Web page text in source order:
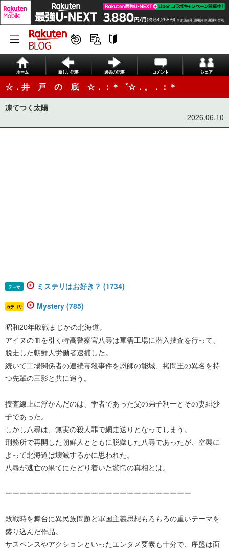
ホーム 新しい記事 過去の記事 コメント シェア
☆．井 戸 の 底 ☆．：＊゜☆．。．：＊
凍てつく太陽
2026.06.10
テーマ ミステリはお好き？ (1734)
カテゴリ Mystery (785)
昭和20年敗戦まじかの北海道。
アイヌの血を引く特高警察官八尋は軍需工場に潜入捜査を行って、
脱走した朝鮮人労働者逮捕した。
続いて工場関係者の連続毒殺事件を恩師の能城、拷問王の異名を持
つ先輩の三影と共に追う。
捜査線上に浮かんだのは、学者であった父の弟子利一とその妻緋沙
子であった。
しかし八尋は、無実の殺人罪で網走送りとなってしまう。
刑務所で再開した朝鮮人とともに脱獄した八尋であったが、空襲に
よって北海道は壊滅するかに思われた。
八尋が逃亡の果てにたどり着いた驚愕の真相とは。
ーーーーーーーーーーーーーーーーーーーーーーーーーー
敗戦時を舞台に異民族問題と軍国主義思想もろもろの重いテーマを
盛り込んだ作品。
サスペンスやアクションといったエンタメ要素も十分で、序盤は面